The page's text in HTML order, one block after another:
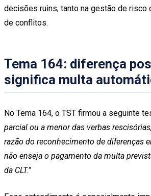
decisões ruins, tanto na gestão de risco
de conflitos.
Tema 164: diferença
significa multa
No Tema 164, o TST firmou a seguinte
parcial ou a menor das verbas
razão do reconhecimento de diferenças
não enseja o pagamento da multa
da CLT."